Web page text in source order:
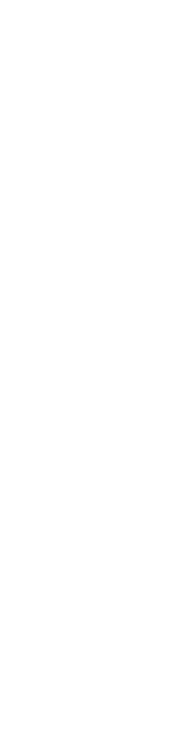
(T18), 1985
- 1986 T150, 1981 -
6 поколение (T20)
1993 1 поколение